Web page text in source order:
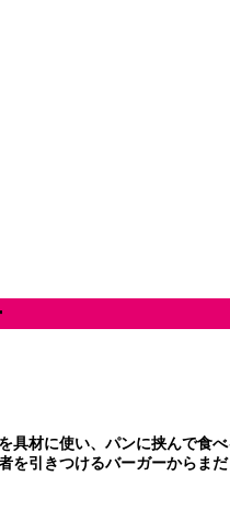
材に使い、パンに挟んで
引きつけるバーガーからまだ